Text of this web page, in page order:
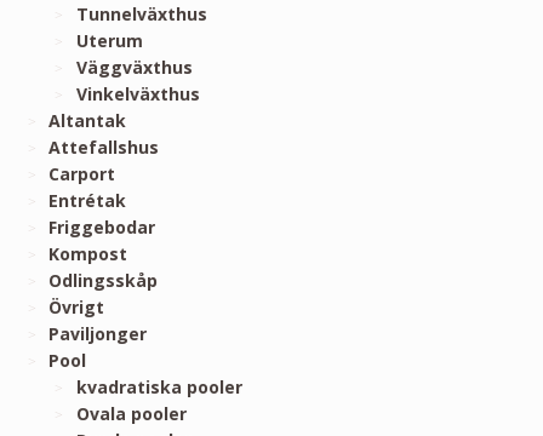
Tunnelväxthus
Uterum
Väggväxthus
Vinkelväxthus
Altantak
Attefallshus
Carport
Entrétak
Friggebodar
Kompost
Odlingsskåp
Övrigt
Paviljonger
Pool
kvadratiska pooler
Ovala pooler